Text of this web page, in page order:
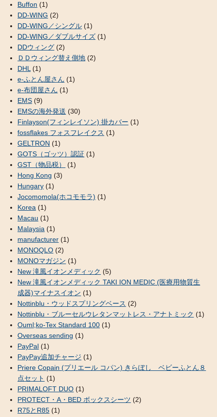
Buffon (1)
DD-WING (2)
DD-WING／シングル (1)
DD-WING／ダブルサイズ (1)
DDウィング (2)
ＤＤウィング替え側地 (2)
DHL (1)
e-ふとん屋さん (1)
e-布団屋さん (1)
EMS (9)
EMSの海外発送 (30)
Finlayson(フィンレイソン) 掛カバー (1)
fossflakes フォスフレイクス (1)
GELTRON (1)
GOTS（ゴッツ）認証 (1)
GST（物品税）
(1)
Hong Kong (3)
Hungary (1)
Jocomomola(ホコモモラ) (1)
Korea (1)
Macau (1)
Malaysia (1)
manufacturer (1)
MONOQLO (2)
MONOマガジン (1)
New 滝風イオンメディック (5)
New 滝風イオンメディック TAKI ION MEDIC (医療用物質生
成器)マイナスイオン (1)
Nottinblu・ウッドスプリングベース (2)
Nottinblu・ブルーセルウレタンマットレス・アナトミック (1)
Ouml;ko-Tex Standard 100 (1)
Overseas sending (1)
PayPal (1)
PayPay追加チャージ (1)
Priere Copain (プリエール コパン) きらぼし ベビーふとん８
点セット (1)
PRIMALOFT DUO (1)
PROTECT・A・BED ボックスシーツ (2)
R75とR85 (1)